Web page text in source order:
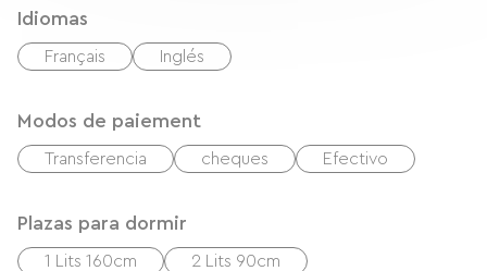
Idiomas
Français Inglés
Modos de paiement
Transferencia cheques Efectivo
Plazas para dormir
1 Lits 160cm 2 Lits 90cm